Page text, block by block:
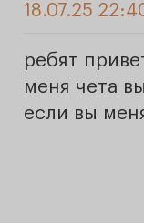
18.07.25
ребят
меня чета
если вы